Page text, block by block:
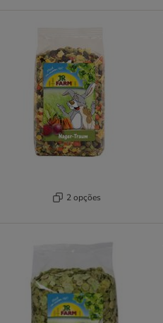
2 opções